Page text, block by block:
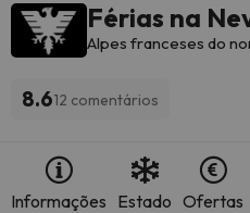
Férias na
Alpes franceses do
8.612 comentários
Informações Estado Ofertas